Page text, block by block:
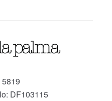
5819
DF103115